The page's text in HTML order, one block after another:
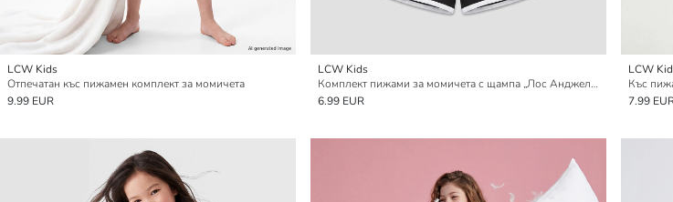
LCW Kids
Отпечатан къс пижамен комплект за момичета
9.99 EUR
LCW Kids
Комплект пижами за момичета с щампа „Лос Анджелис“ и кръгло деколте
6.99 EUR
LCW
Къс
7.99